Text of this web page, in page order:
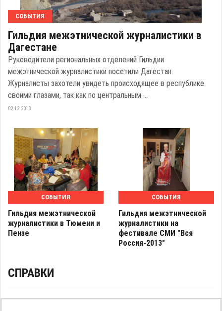
СОБЫТИЯ
Гильдия межэтнической журналистики в
Дагестане
Руководители региональных отделений Гильдии
межэтнической журналистики посетили Дагестан.
Журналисты захотели увидеть происходящее в республике
своими глазами, так как по центральным ...
02.12.2013
СОБЫТИЯ
Гильдия межэтнической
журналистики в Тюмени и
Пензе
СОБЫТИЯ
Гильдия межэтнической
журналистики на
фестивале СМИ "Вся
Россия-2013"
СПРАВКИ